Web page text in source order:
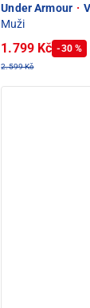
Under Armour ·
Muži
1.799 Kč -30 %
2.599 Kč